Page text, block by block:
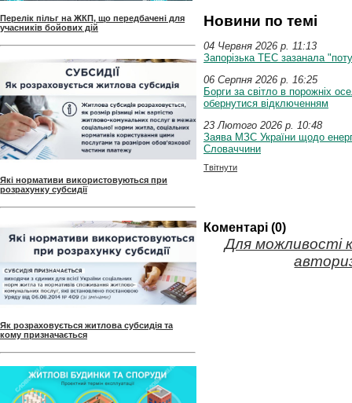
Перелік пільг на ЖКП, що передбачені для
учасників бойових дій
Які нормативи використовуються при
розрахунку субсидії
Як розраховується житлова субсидія та
кому призначається
Новини по темі
04 Червня 2026 p. 11:13
Запорізька ТЕС зазанала
06 Серпня 2026 p. 16:25
Борги за світло в порожніх
обернутися відключенням
23 Лютого 2026 p. 10:48
Заява МЗС України щодо
Словаччини
Твітнути
Коментарі (0)
Для можливості